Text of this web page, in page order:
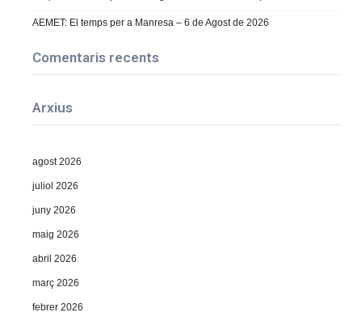
AEMET: El temps per a Manresa – 6 de Agost de 2026
Comentaris recents
Arxius
agost 2026
juliol 2026
juny 2026
maig 2026
abril 2026
març 2026
febrer 2026